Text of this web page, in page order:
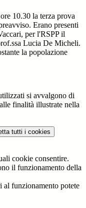
10.30 la terza prova
Erano presenti
per l'RSPP il
Lucia De Micheli.
la popolazione
si avvalgono di
finalità illustrate nella
tutti i cookies
cookie consentire.
il funzionamento della
al funzionamento potete